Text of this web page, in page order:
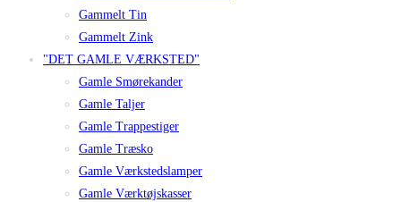
Gammelt Tin
Gammelt Zink
"DET GAMLE VÆRKSTED"
Gamle Smørekander
Gamle Taljer
Gamle Trappestiger
Gamle Træsko
Gamle Værkstedslamper
Gamle Værktøjskasser